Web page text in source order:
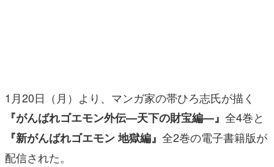
1月20日（月）より、マンガ家の帯ひろ志氏が描く
『がんばれゴエモン外伝—天下の財宝編—』 全4巻と
『新がんばれゴエモン 地獄編』 全2巻の電子書籍版が
配信された。